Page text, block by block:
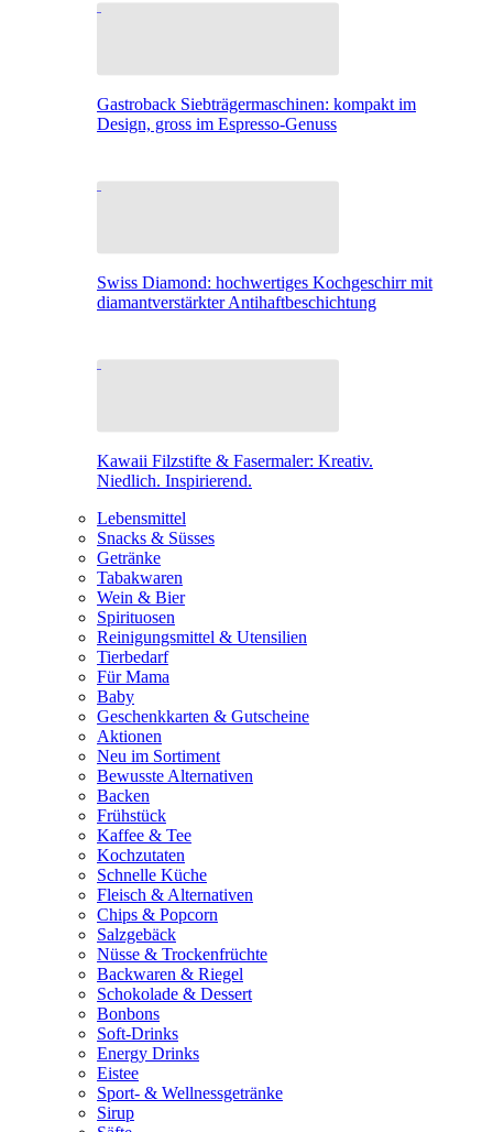
Gastroback Siebträgermaschinen: kompakt im
Design, gross im Espresso-Genuss
Swiss Diamond: hochwertiges Kochgeschirr mit
diamantverstärkter Antihaftbeschichtung
Kawaii Filzstifte & Fasermaler: Kreativ.
Niedlich. Inspirierend.
Lebensmittel
Snacks & Süsses
Getränke
Tabakwaren
Wein & Bier
Spirituosen
Reinigungsmittel & Utensilien
Tierbedarf
Für Mama
Baby
Geschenkkarten & Gutscheine
Aktionen
Neu im Sortiment
Bewusste Alternativen
Backen
Frühstück
Kaffee & Tee
Kochzutaten
Schnelle Küche
Fleisch & Alternativen
Chips & Popcorn
Salzgebäck
Nüsse & Trockenfrüchte
Backwaren & Riegel
Schokolade & Dessert
Bonbons
Soft-Drinks
Energy Drinks
Eistee
Sport- & Wellnessgetränke
Sirup